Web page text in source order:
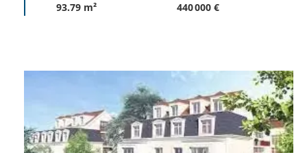
93.79 m² 440 000 €